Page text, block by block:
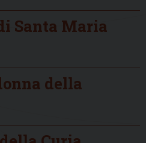
Santa Maria
della